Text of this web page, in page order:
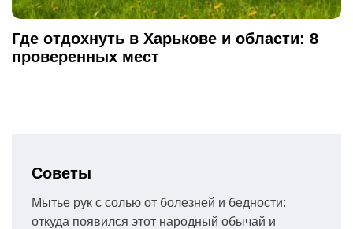
Где отдохнуть в Харькове и области: 8
проверенных мест
Советы
Мытье рук с солью от болезней и бедности:
откуда появился этот народный обычай и